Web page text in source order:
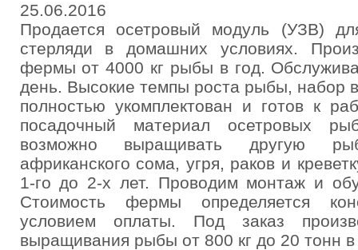
25.06.2016
Продается осетровый модуль (УЗВ)
стерляди в домашних условиях.
фермы от 4000 кг рыбы в год.
день. Высокие темпы роста рыбы, набор
полностью укомплектован и готов к
посадочный материал осетровых
возможно выращивать другую
африканского сома, угря, раков и
1-го до 2-х лет. Проводим монтаж и
Стоимость фермы определяется
условием оплаты. Под заказ
выращивания рыбы от 800 кг до 20 тонн в